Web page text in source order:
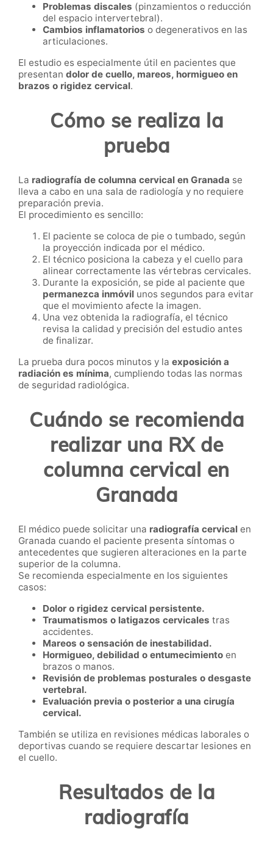
Problemas discales (pinzamientos o reducción
del espacio intervertebral).
Cambios inflamatorios o degenerativos en las
articulaciones.
El estudio es especialmente útil en pacientes que
presentan dolor de cuello, mareos, hormigueo en
brazos o rigidez cervical.
Cómo se realiza la
prueba
La radiografía de columna cervical en Granada se
lleva a cabo en una sala de radiología y no requiere
preparación previa.
El procedimiento es sencillo:
El paciente se coloca de pie o tumbado, según
la proyección indicada por el médico.
El técnico posiciona la cabeza y el cuello para
alinear correctamente las vértebras cervicales.
Durante la exposición, se pide al paciente que
permanezca inmóvil unos segundos para evitar
que el movimiento afecte la imagen.
Una vez obtenida la radiografía, el técnico
revisa la calidad y precisión del estudio antes
de finalizar.
La prueba dura pocos minutos y la exposición a
radiación es mínima, cumpliendo todas las normas
de seguridad radiológica.
Cuándo se recomienda
realizar una RX de
columna cervical en
Granada
El médico puede solicitar una radiografía cervical en
Granada cuando el paciente presenta síntomas o
antecedentes que sugieren alteraciones en la parte
superior de la columna.
Se recomienda especialmente en los siguientes
casos:
Dolor o rigidez cervical persistente.
Traumatismos o latigazos cervicales tras
accidentes.
Mareos o sensación de inestabilidad.
Hormigueo, debilidad o entumecimiento en
brazos o manos.
Revisión de problemas posturales o desgaste
vertebral.
Evaluación previa o posterior a una cirugía
cervical.
También se utiliza en revisiones médicas laborales o
deportivas cuando se requiere descartar lesiones en
el cuello.
Resultados de la
radiografía